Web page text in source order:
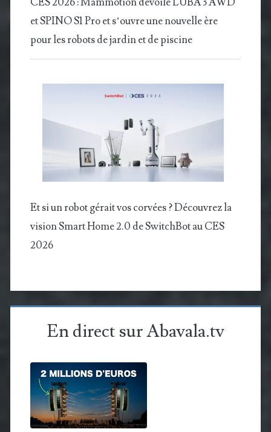
et SPINO S1 Pro et s’ouvre une nouvelle ère
pour les robots de jardin et de piscine
Et si un robot gérait vos corvées ? Découvrez la
vision Smart Home 2.0 de SwitchBot au CES
2026
En direct sur Abavala.tv